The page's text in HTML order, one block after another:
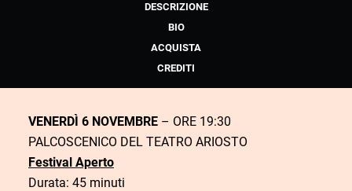
DESCRIZIONE
BIO
ACQUISTA
CREDITI
VENERDÌ 6 NOVEMBRE – ORE 19:30
PALCOSCENICO DEL TEATRO ARIOSTO
Festival Aperto
Durata: 45 minuti